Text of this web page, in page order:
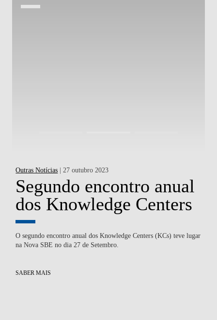
Outras Notícias | 27 outubro 2023
Segundo encontro anual
dos Knowledge Centers
O segundo encontro anual dos Knowledge Centers (KCs) teve lugar
na Nova SBE no dia 27 de Setembro.
SABER MAIS